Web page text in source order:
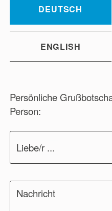
DEUTSCH
ENGLISH
Persönliche
Person:
Liebe/r ...
Nachricht